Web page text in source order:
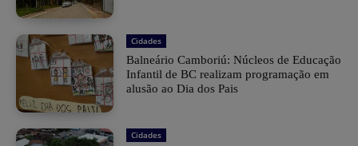
Cidades
Balneário Camboriú: Núcleos de Educação
Infantil de BC realizam programação em
alusão ao Dia dos Pais
Cidades